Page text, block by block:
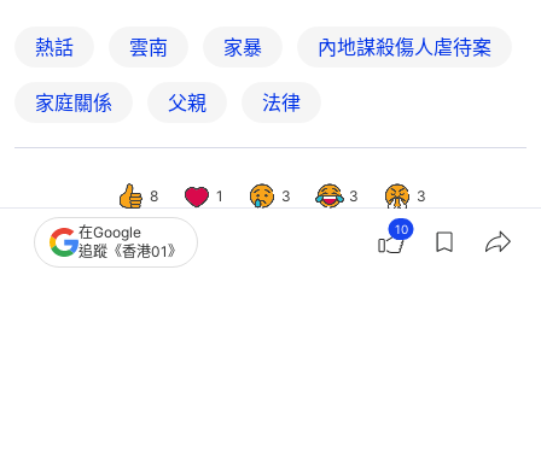
熱話 雲南 家暴 內地謀殺傷人虐待案
家庭關係 父親 法律
8 1 3 3 3
在Google
追蹤《香港01》
10